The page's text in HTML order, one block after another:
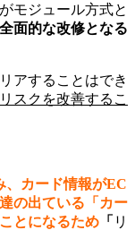
モジュール方式と
全面的な改修となる
アすることはでき
スクを改善するこ
、カード情報がEC
の出ている「カー
とになるため 「 リ